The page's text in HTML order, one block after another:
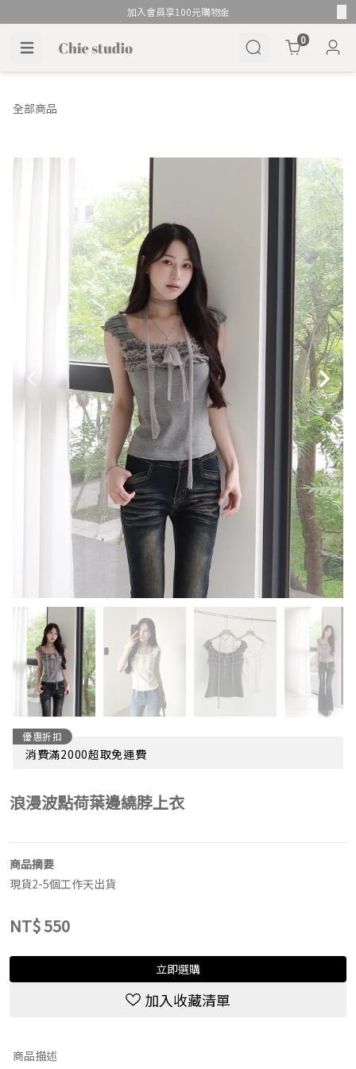
加入會員享100元購物金
Cart0
全部商品
優惠折扣
消費滿2000超取免運費
浪漫波點荷葉邊繞脖上衣
商品摘要
現貨2-5個工作天出貨
NT$550
立即選購
加入收藏清單
商品描述